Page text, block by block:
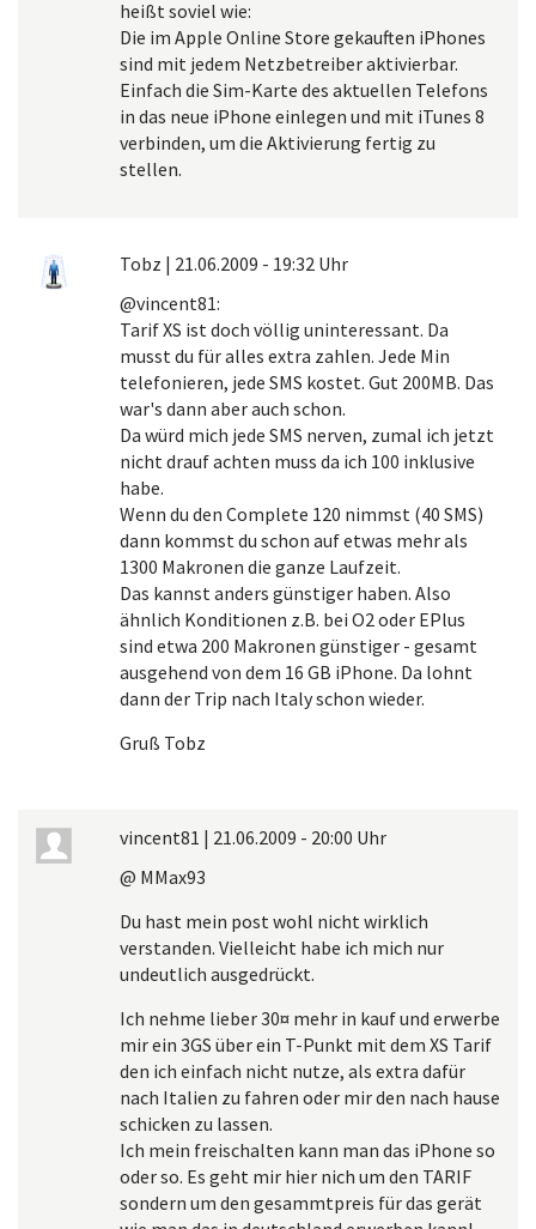
heißt soviel wie:
Die im Apple Online Store gekauften iPhones
sind mit jedem Netzbetreiber aktivierbar.
Einfach die Sim-Karte des aktuellen Telefons
in das neue iPhone einlegen und mit iTunes 8
verbinden, um die Aktivierung fertig zu
stellen.
Tobz | 21.06.2009 - 19:32 Uhr
@vincent81:
Tarif XS ist doch völlig uninteressant. Da
musst du für alles extra zahlen. Jede Min
telefonieren, jede SMS kostet. Gut 200MB. Das
war's dann aber auch schon.
Da würd mich jede SMS nerven, zumal ich jetzt
nicht drauf achten muss da ich 100 inklusive
habe.
Wenn du den Complete 120 nimmst (40 SMS)
dann kommst du schon auf etwas mehr als
1300 Makronen die ganze Laufzeit.
Das kannst anders günstiger haben. Also
ähnlich Konditionen z.B. bei O2 oder EPlus
sind etwa 200 Makronen günstiger - gesamt
ausgehend von dem 16 GB iPhone. Da lohnt
dann der Trip nach Italy schon wieder.
Gruß Tobz
vincent81 | 21.06.2009 - 20:00 Uhr
@ MMax93
Du hast mein post wohl nicht wirklich
verstanden. Vielleicht habe ich mich nur
undeutlich ausgedrückt.
Ich nehme lieber 30¤ mehr in kauf und erwerbe
mir ein 3GS über ein T-Punkt mit dem XS Tarif
den ich einfach nicht nutze, als extra dafür
nach Italien zu fahren oder mir den nach hause
schicken zu lassen.
Ich mein freischalten kann man das iPhone so
oder so. Es geht mir hier nich um den TARIF
sondern um den gesammtpreis für das gerät